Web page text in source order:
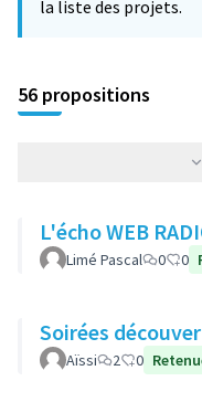
la liste des projets.
56 propositions
L'écho WEB
Limé Pascal 0 0
Soirées
Aïssi 2 0